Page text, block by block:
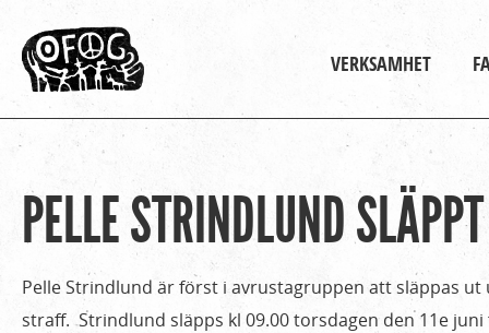
Huvudmeny
VERKSAMHET
Du
här
Hem
›
media
PELLE STRINDLUND
Pelle Strindlund är först i avrustagruppen att släppas
straff. Strindlund släpps kl 09.00 torsdagen den 11e